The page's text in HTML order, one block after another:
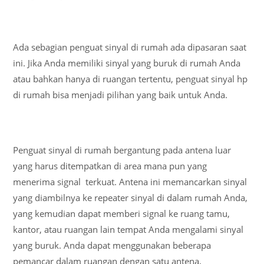
Ada sebagian penguat sinyal di rumah ada dipasaran saat
ini. Jika Anda memiliki sinyal yang buruk di rumah Anda
atau bahkan hanya di ruangan tertentu, penguat sinyal hp
di rumah bisa menjadi pilihan yang baik untuk Anda.
Penguat sinyal di rumah bergantung pada antena luar
yang harus ditempatkan di area mana pun yang
menerima signal terkuat. Antena ini memancarkan sinyal
yang diambilnya ke repeater sinyal di dalam rumah Anda,
yang kemudian dapat memberi signal ke ruang tamu,
kantor, atau ruangan lain tempat Anda mengalami sinyal
yang buruk. Anda dapat menggunakan beberapa
pemancar dalam ruangan dengan satu antena.